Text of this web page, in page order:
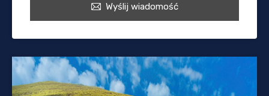
Wyślij wiadomość